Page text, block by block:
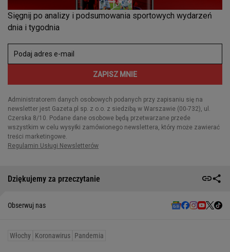
Dziękujemy za przeczytanie
Obserwuj nas
Włochy Koronawirus Pandemia